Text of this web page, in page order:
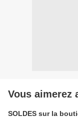
Vous aimerez
SOLDES sur la